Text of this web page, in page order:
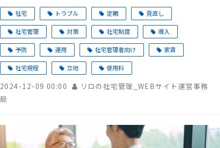
社宅 トラブル 定期 見直し
社宅管理 対策 社宅制度 導入
予防 運用 社宅管理者向け 家賃
社宅規程 立地 使用料
2024-12-09 00:00
リロの社宅管理_WEBサイト運営事務
局